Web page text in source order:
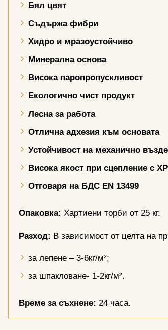
Бял цвят
Съдържа фибри
Хидро и мразоустойчиво
Минерална основа
Висока паропропускливост
Екологично чист продукт
Лесна за работа
Отлична адхезия към основата
Устойчивост на механично
Висока якост при сцепление с
Отговаря на БДС EN 13499
Опаковка: Хартиени торби от 25 кг.
Разход: В зависимост от целта на
за лепене – 3-6кг/м²;
за шпакловане- 1-2кг/м².
Време за съхнене: 24 часа.